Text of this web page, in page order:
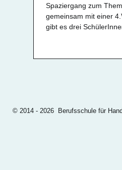
Spaziergang zum
gemeinsam mit einer
gibt es drei
© 2014 - 2026 Berufsschule für